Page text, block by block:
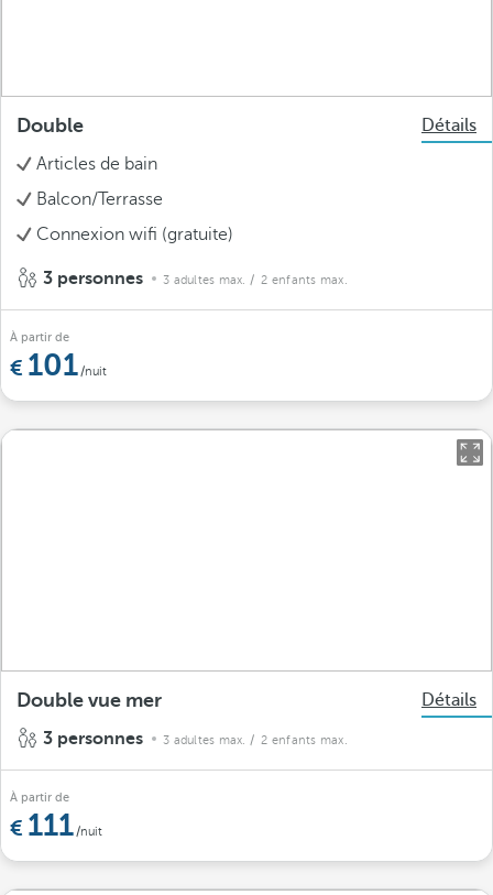
Double
Détails
Articles de bain
Balcon/Terrasse
Connexion wifi (gratuite)
3 personnes 3 adultes max. / 2 enfants max.
À partir de
101/nuit
Double vue mer
Détails
3 personnes
3 adultes max. / 2 enfants max.
À partir de
111/nuit